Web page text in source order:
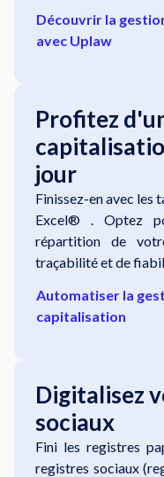
Découvrir la
avec Uplaw
Profitez
jour
Finissez-en avec les
Excel® . Optez
répartition de
traçabilité et de
Automatiser la
capitalisation
Digitalisez
sociaux
Fini les registres
registres sociaux